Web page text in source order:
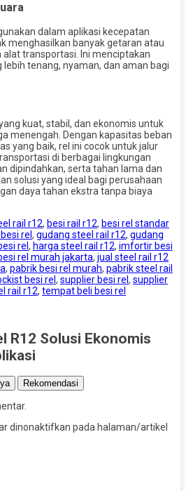
dalam aplikasi kecepatan
menghasilkan banyak getaran atau
alat transportasi. Ini menciptakan
lebih tenang, nyaman, dan aman bagi
kuat, stabil, dan ekonomis untuk
menengah. Dengan kapasitas beban
yang baik, rel ini cocok untuk jalur
di berbagai lingkungan
dipindahkan, serta tahan lama dan
solusi yang ideal bagi perusahaan
daya tahan ekstra tanpa biaya
rail r12, besi rail r12, besi rel standar
rel , gudang steel rail r12, gudang
rel , harga steel rail r12, imfortir besi
rel murah jakarta, jual steel rail r12
, pabrik besi rel murah, pabrik steel rail
besi rel , supplier besi rel , supplier
rail r12, tempat beli besi rel
R12 Solusi Ekonomis
Rekomendasi
dinonaktifkan pada halaman/artikel